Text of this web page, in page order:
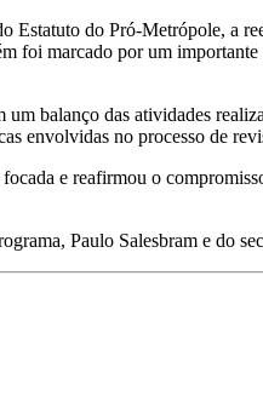
Estatuto do Pró-Metrópole, a
foi marcado por um
balanço das atividades
envolvidas no processo de
e reafirmou o
Paulo Salesbram e do